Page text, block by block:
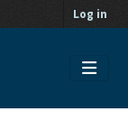
Log in